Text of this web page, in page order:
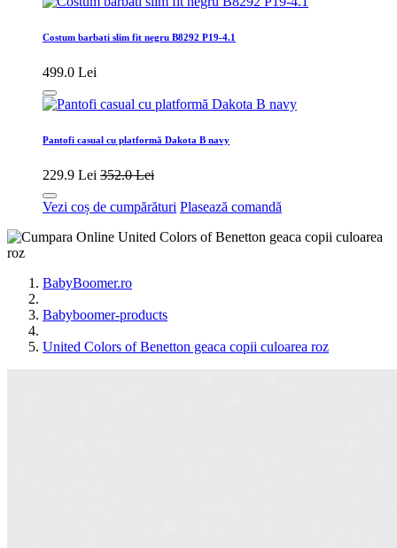
Costum barbati slim fit negru B8292 P19-4.1
499.0 Lei
Pantofi casual cu platformă Dakota B navy
229.9 Lei 352.0 Lei
Vezi coș de cumpărături Plasează comandă
BabyBoomer.ro
Babyboomer-products
United Colors of Benetton geaca copii culoarea roz